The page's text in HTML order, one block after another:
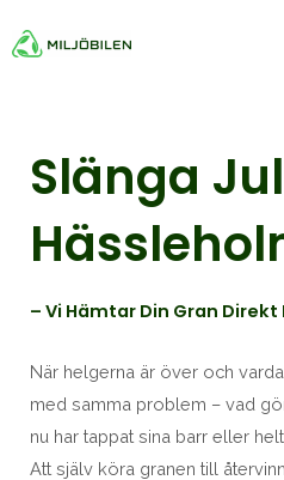
till
Slänga
– Vi Hämtar Din Gran Direkt
När helgerna är över och
med samma problem – vad
nu har tappat sina barr eller
Att själv köra granen till